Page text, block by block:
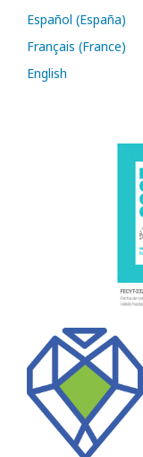
Español (España)
Français (France)
English